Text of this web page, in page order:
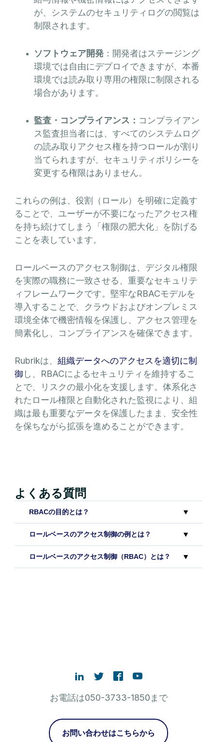
が、システムのセキュリティログの閲覧は
制限されます。
ソフトウェア開発 ：開発者はステージング
環境では自由にデプロイできますが、本番
環境では読み取り専用の権限に制限される
場合があります。
監査・コンプライアンス： コンプライアン
ス監査担当者には、すべてのシステムログ
の読み取りアクセス権を持つロールが割り
当てられますが、セキュリティポリシーを
変更する権限はありません。
これらの例は、役割（ロール）を明確に定義す
ることで、ユーザーが不要になったアクセス権
を持ち続けてしまう「権限の肥大化」を防げる
ことを表しています。
ロールベースのアクセス制御は、デジタル権限
を実際の職務に一致させる、重要なセキュリテ
ィフレームワークです。堅牢なRBACモデルを
導入することで、クラウドおよびオンプレミス
環境全体で機密情報を保護し、アクセス管理を
簡素化し、コンプライアンスを確保できます。
Rubrikは、 組織データへのアクセスを適切に制
御 し、RBACによるセキュリティを維持するこ
とで、リスクの最小化を支援します。体系化さ
れたロール権限と自動化された監視により、組
織は最も重要なデータを保護したまま、安全性
を保ちながら拡張を進めることができます。
よくある質問
RBACの目的とは？
ロールベースのアクセス制御の例とは？
ロールベースのアクセス制御（RBAC）とは？
お電話は050-3733-1850まで
お問い合わせはこちらから